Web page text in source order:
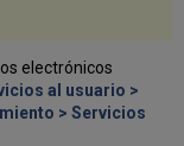
electrónicos
al usuario >
> Servicios